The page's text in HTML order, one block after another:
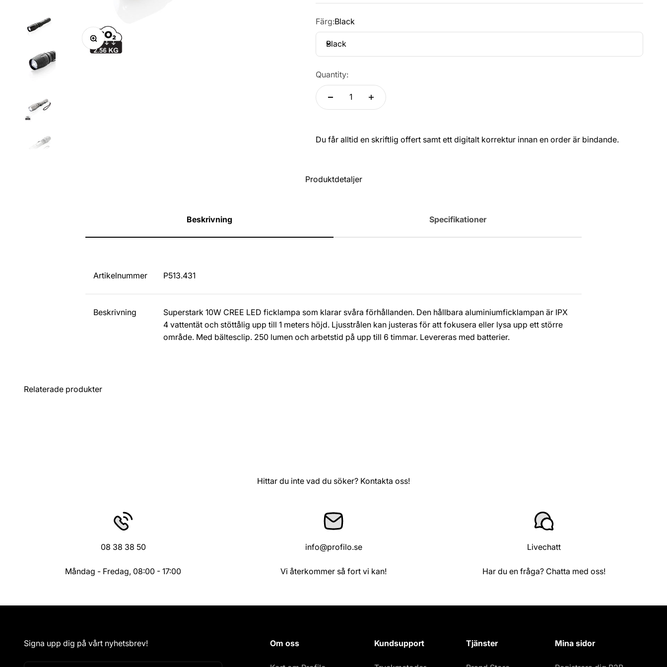
Zoom
Färg:Black
Black
Quantity:
Du får alltid en skriftlig offert samt ett digitalt korrektur innan en order är bindande.
Produktdetaljer
Beskrivning
Artikelnummer P513.431
Beskrivning
Superstark 10W CREE LED ficklampa som klarar svåra förhållanden. Den hållbara aluminiumficklampan är IPX
4 vattentät och stöttålig upp till 1 meters höjd. Ljusstrålen kan justeras för att fokusera eller lysa upp ett större
område. Med bältesclip. 250 lumen och arbetstid på upp till 6 timmar. Levereras med batterier.
Specifikationer
Relaterade produkter
Hittar du inte vad du söker? Kontakta oss!
08 38 38 50
Måndag - Fredag, 08:00 - 17:00
info@profilo.se
Vi återkommer så fort vi kan!
Livechatt
Har du en fråga? Chatta med oss!
Signa upp dig på vårt nyhetsbrev! Om oss Kundsupport Tjänster Mina sidor